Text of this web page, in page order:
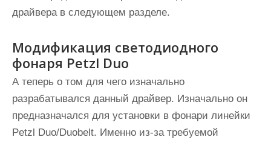
драйвера в следующем разделе.
Модификация светодиодного
фонаря Petzl Duo
А теперь о том для чего изначально
разрабатывался данный драйвер. Изначально он
предназначался для установки в фонари линейки
Petzl Duo/Duobelt. Именно из-за требуемой